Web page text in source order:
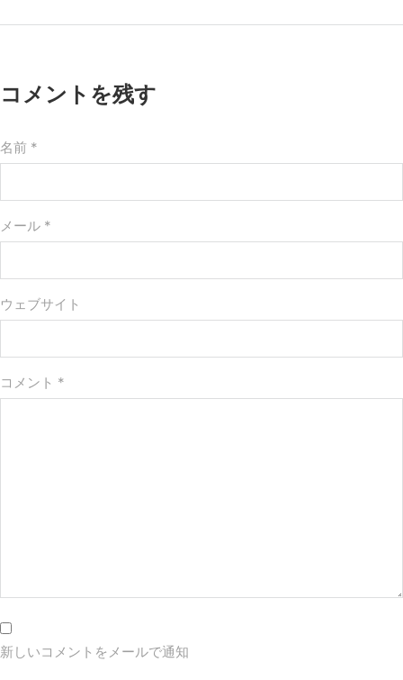
コメントを残す
名前 *
メール *
ウェブサイト
コメント *
新しいコメントをメールで通知